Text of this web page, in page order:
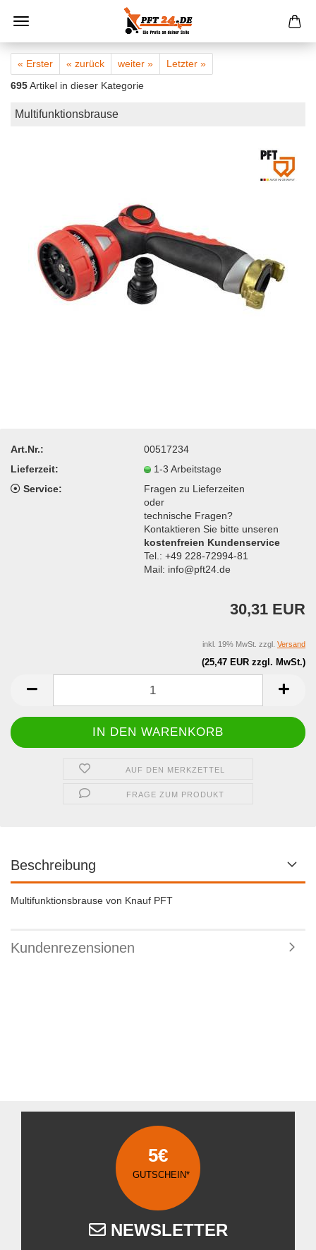
« Erster « zurück weiter »
Letzter »
695Artikel in dieser Kategorie
Multifunktionsbrause
Art.Nr.:
00517234
Lieferzeit:
1-3 Arbeitstage
Service:
Fragen zu Lieferzeiten
oder
technische Fragen?
Kontaktieren Sie bitte unseren
kostenfreien Kundenservice
Tel.: +49 228-72994-81
Mail: info@pft24.de
30,31 EUR
(25,47 EUR zzgl. MwSt.)
inkl. 19% MwSt. zzgl. Versand
AUF DEN MERKZETTEL
FRAGE ZUM PRODUKT
Beschreibung
Multifunktionsbrause von Knauf PFT
Kundenrezensionen
5€
GUTSCHEIN*
NEWSLETTER